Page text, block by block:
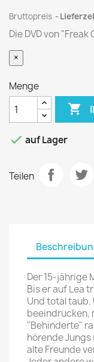
Bruttopreis
Die DVD von "Freak
×
Menge

 auf Lager
Teilen
Der 15-jährige
Bis er auf Lea
Und total taub.
beeindrucken,
"Behinderte"
hörende Jungs
alte Freunde